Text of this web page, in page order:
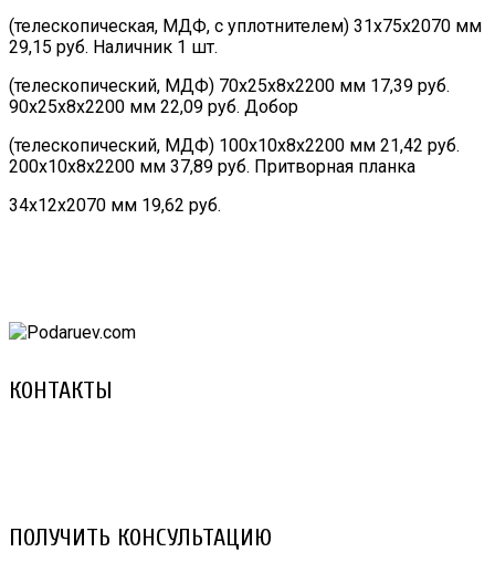
(телескопическая, МДФ, с уплотнителем) 31х75х2070 мм
29,15 руб. Наличник 1 шт.
(телескопический, МДФ) 70х25х8х2200 мм 17,39 руб.
90х25х8х2200 мм 22,09 руб. Добор
(телескопический, МДФ) 100х10х8х2200 мм 21,42 руб.
200х10х8х2200 мм 37,89 руб. Притворная планка
34х12х2070 мм 19,62 руб.
КОНТАКТЫ
ПОЛУЧИТЬ КОНСУЛЬТАЦИЮ